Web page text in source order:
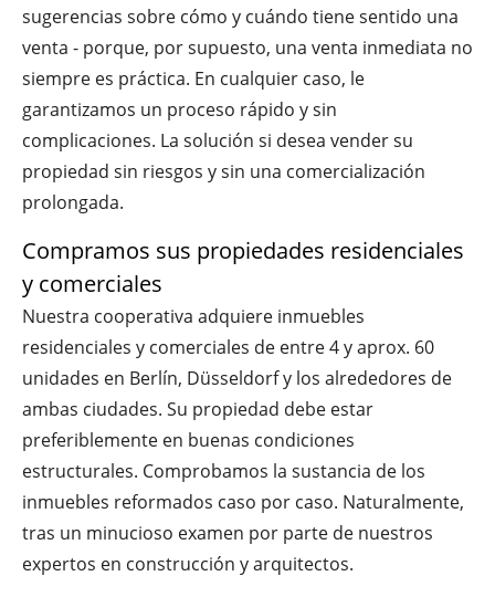
sugerencias sobre cómo y cuándo tiene sentido una
venta - porque, por supuesto, una venta inmediata no
siempre es práctica. En cualquier caso, le
garantizamos un proceso rápido y sin
complicaciones. La solución si desea vender su
propiedad sin riesgos y sin una comercialización
prolongada.
Compramos sus propiedades residenciales
y comerciales
Nuestra cooperativa adquiere inmuebles
residenciales y comerciales de entre 4 y aprox. 60
unidades en Berlín, Düsseldorf y los alrededores de
ambas ciudades. Su propiedad debe estar
preferiblemente en buenas condiciones
estructurales. Comprobamos la sustancia de los
inmuebles reformados caso por caso. Naturalmente,
tras un minucioso examen por parte de nuestros
expertos en construcción y arquitectos.